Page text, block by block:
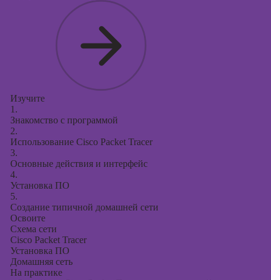
Изучите
1.
Знакомство с программой
2.
Использование Cisco Packet Tracer
3.
Основные действия и интерфейс
4.
Установка ПО
5.
Создание типичной домашней сети
Освоите
Схема сети
Cisco Packet Tracer
Установка ПО
Домашняя сеть
На практике